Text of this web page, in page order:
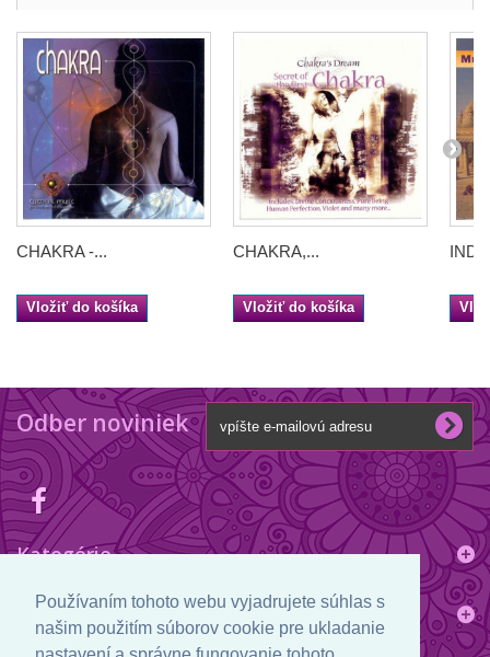
Používaním tohoto webu vyjadrujete súhlas s
našim použitím súborov cookie pre ukladanie
CHAKRA -...
Vložiť do košíka
CHAKRA,...
Vložiť do košíka
Odber noviniek
Kategórie
Informácie